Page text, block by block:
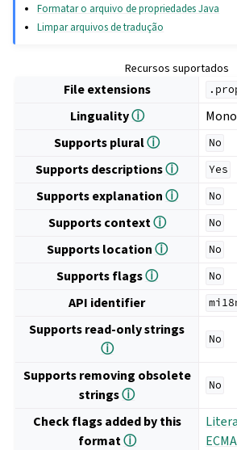
Formatar o arquivo de propriedades Java
Limpar arquivos de tradução
Recursos suportados
File extensions
Lingualityⓘ
Supports pluralⓘ No
Supports descriptionsⓘ Yes
Supports explanationⓘ No
Supports contextⓘ No
Supports locationⓘ No
Supports flagsⓘ No
API identifier
Supports read-only strings
ⓘ
No
Supports removing obsolete
stringsⓘ
No
Check flags added by this
formatⓘ